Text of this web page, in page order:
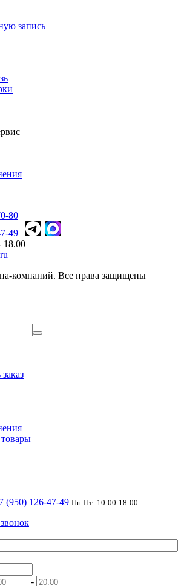
запись
80
49
18.00
компаний. Все права защищены
(950) 126-47-49 Пн-Пт: 10:00-18:00
-